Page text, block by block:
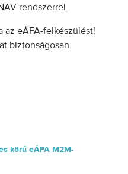
rendszerrel.
az eÁFA-felkészülést!
biztonságosan.
körű eÁFA M2M-